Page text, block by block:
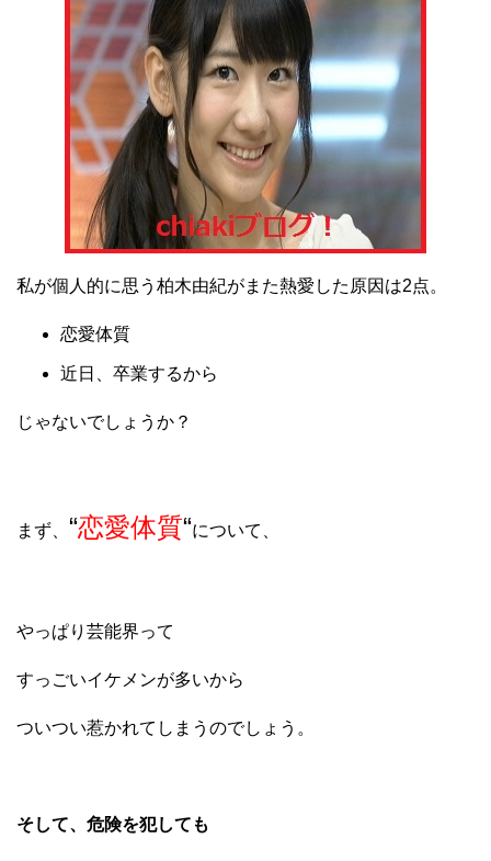
私が個人的に思う柏木由紀がまた熱愛した原因は2点。
恋愛体質
近日、卒業するから
じゃないでしょうか？
まず、 “恋愛体質“について、
やっぱり芸能界って
すっごいイケメンが多いから
ついつい惹かれてしまうのでしょう。
そして、危険を犯しても